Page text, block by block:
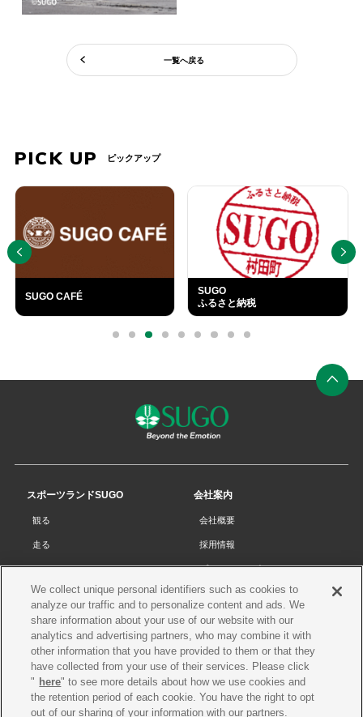
一覧へ戻る
PICK UP ピックアップ
SUGO CAFÉ
SUGO
ふるさと納税
外
部
0 1 2 3 4 5 6 7 8
PREV NEXT
の
スポーツランドSUGO
観る
走る
チケット
リザルト
コース・施設
SUGOで遊ぼう
スクール
イベントスケジュール
営業案内・アクセス
会社案内
会社概要
採用情報
プライバシーポリシー
Cookieポリシー
サイトマップ
お問い合わせ
プレス申請
We collect unique personal identifiers such as cookies to
analyze our traffic and to personalize content and ads. We
share information about your use of our website with our
analytics and advertising partners, who may combine it with
other information that you have provided to them or that they
have collected from your use of their services. Please click
" here" to see more details about how we use cookies and
the retention period of each cookie. You have the right to opt
out of our sharing of your information with our partners.